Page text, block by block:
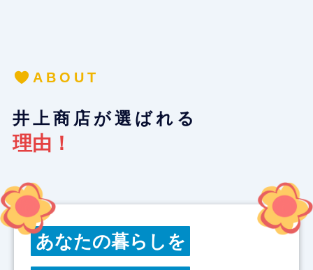
ABOUT
井上商店が選ばれる
理由！
あなたの暮らしを